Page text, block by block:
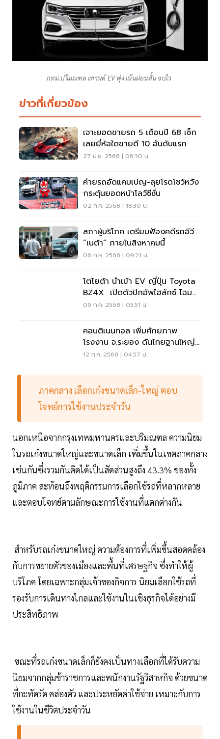
กทม.ปริมณฑล เทรนด์ EV พุ่ง เน้นผ่อนสั้น จบไว
ข่าวที่เกี่ยวข้อง
เจาะยอดขายรถ 5 เดือนปี 68 เช็ก
เลยยี่ห้อใดขายดี 10 อันดับแรก
27 มิ.ย. 2568 | 06:30 น.
ค่ายรถอัดแคมเปญ-ลุยโรดโชว์หวัง
กระตุ้นยอดหน้าโลว์ซีซั่น
02 ก.ค. 2568 | 18:30 น.
สภาผู้บริโภค เตรียมฟ้องคดีรถอีวี
“เนต้า” ภายในสิงหาคมนี้
06 ก.ค. 2568 | 09:21 น.
โตโยต้า นำเข้า EV ญี่ปุ่น Toyota
BZ4X เปิดตัวปิกอัพไฮลักซ์ โฉม
ใหม่ ดีเซล-ไฟฟ้า ต.ค.นี้
09 ก.ค. 2568 | 05:51 น.
คอนติเนนทอล เพิ่มศักยภาพ
โรงงาน จ.ระยอง ดันไทยฐานใหญ่
ผลิตยางรถยนต์ในเอเชีย
12 ก.ค. 2568 | 04:57 น.
ภาคกลาง เลือกเก๋งขนาดเล็ก-ใหญ่ ตอบ
โจทย์การใช้งานประจำวัน
นอกเหนือจากกรุงเทพมหานครและปริมณฑล ความนิยม
ในรถเก๋งขนาดใหญ่และขนาดเล็ก เพิ่มขึ้นในเขตภาคกลาง
เช่นกันซึ่งรวมกันคิดได้เป็นสัดส่วนสูงถึง 43.3% ของทั้ง
ภูมิภาค สะท้อนถึงพฤติกรรมการเลือกใช้รถที่หลากหลาย
และตอบโจทย์ตามลักษณะการใช้งานที่แตกต่างกัน
สำหรับรถเก๋งขนาดใหญ่ ความต้องการที่เพิ่มขึ้นสอดคล้อง
กับการขยายตัวของเมืองและพื้นที่เศรษฐกิจ ซึ่งทำให้ผู้
บริโภค โดยเฉพาะกลุ่มเจ้าของกิจการ นิยมเลือกใช้รถที่
รองรับการเดินทางไกลและใช้งานในเชิงธุรกิจได้อย่างมี
ประสิทธิภาพ
ขณะที่รถเก๋งขนาดเล็กก็ยังคงเป็นทางเลือกที่ได้รับความ
นิยมจากกลุ่มข้าราชการและพนักงานรัฐวิสาหกิจ ด้วยขนาด
ที่กะทัดรัด คล่องตัว และประหยัดค่าใช้จ่าย เหมาะกับการ
ใช้งานในชีวิตประจำวัน